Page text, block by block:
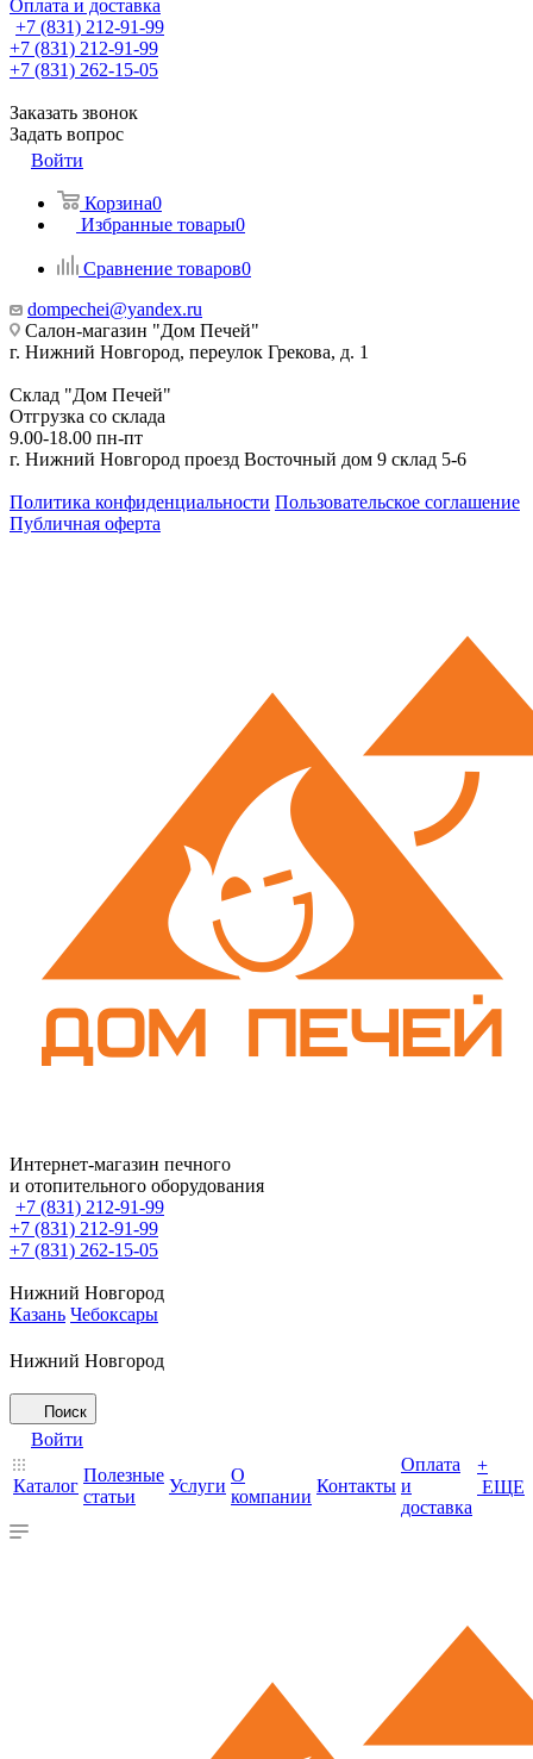
Оплата и доставка
+7 (831) 212-91-99
+7 (831) 212-91-99
+7 (831) 262-15-05
Заказать звонок
Задать вопрос
Войти
Корзина0
Избранные товары0
Сравнение товаров0
dompechei@yandex.ru
Салон-магазин "Дом Печей"
г. Нижний Новгород, переулок Грекова, д. 1
Склад "Дом Печей"
Отгрузка со склада
9.00-18.00 пн-пт
г. Нижний Новгород проезд Восточный дом 9 склад 5-6
Политика конфиденциальности Пользовательское соглашение
Публичная оферта
Интернет-магазин печного
и отопительного оборудования
+7 (831) 212-91-99
+7 (831) 212-91-99
+7 (831) 262-15-05
Нижний Новгород
Казань Чебоксары
Нижний Новгород
Поиск
Войти
Каталог
Полезные
статьи
Услуги
О
компании
Контакты
Оплата
и
доставка
+
ЕЩЕ